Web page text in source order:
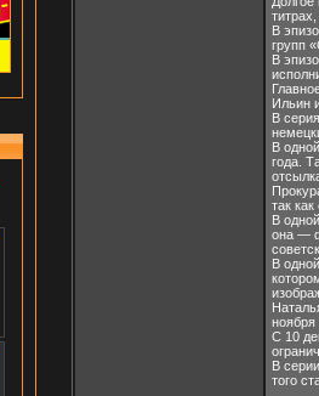
В
групп
В
Ильин
В
В
года.
так
В
она —
В
ноября
С 10
В
того